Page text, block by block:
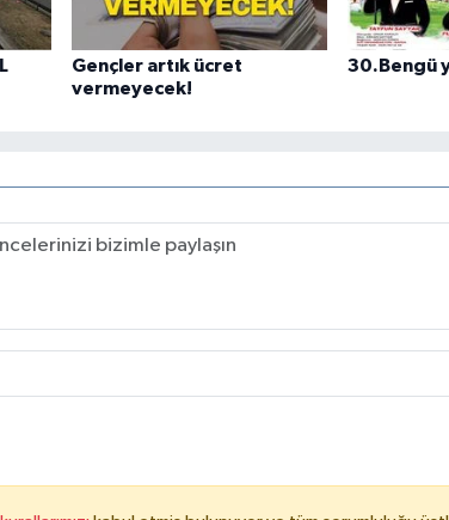
Gençler artık ücret
vermeyecek!
30.Bengü